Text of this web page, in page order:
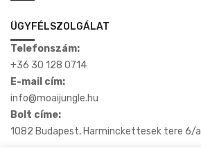
ÜGYFÉLSZOLGÁLAT
Telefonszám:
+36 30 128 0714
E-mail cím:
info@moaijungle.hu
Bolt címe:
1082 Budapest, Harminckettesek tere 6/a